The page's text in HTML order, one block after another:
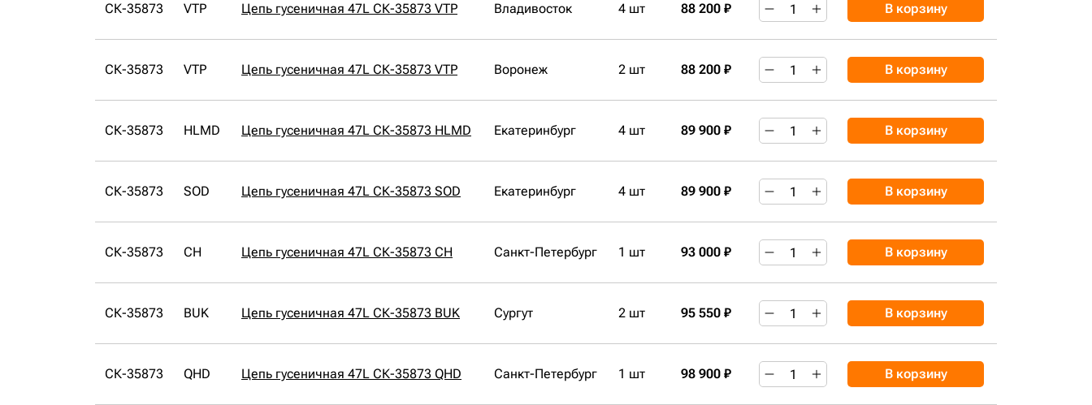
СК-35873 VTP Цепь гусеничная 47L СК-35873 VTP Владивосток 4 шт 88 200 ₽ В корзину
СК-35873 VTP Цепь гусеничная 47L СК-35873 VTP Воронеж 2 шт 88 200 ₽ В корзину
СК-35873 HLMD Цепь гусеничная 47L СК-35873 HLMD Екатеринбург 4 шт 89 900 ₽ В корзину
СК-35873 SOD Цепь гусеничная 47L СК-35873 SOD Екатеринбург 4 шт 89 900 ₽ В корзину
СК-35873 CH Цепь гусеничная 47L СК-35873 CH Санкт-Петербург 1 шт 93 000 ₽ В корзину
СК-35873 BUK Цепь гусеничная 47L СК-35873 BUK Сургут 2 шт 95 550 ₽ В корзину
СК-35873 QHD Цепь гусеничная 47L СК-35873 QHD Санкт-Петербург 1 шт 98 900 ₽ В корзину